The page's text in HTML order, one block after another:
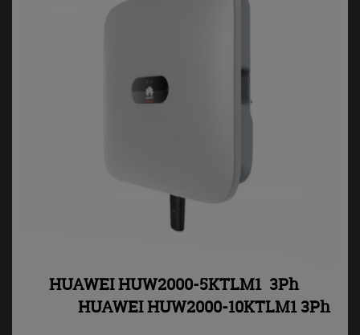
HUAWEI HUW2000-5KTLM1 3Ph
HUAWEI HUW2000-10KTLM1 3Ph